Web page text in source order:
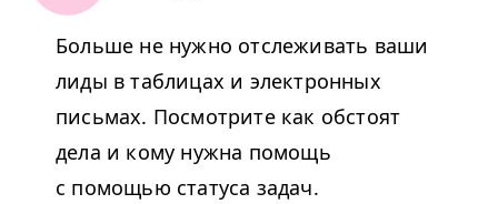
Больше не нужно отслеживать ваши
лиды в таблицах и электронных
письмах. Посмотрите как обстоят
дела и кому нужна помощь
с помощью статуса задач.